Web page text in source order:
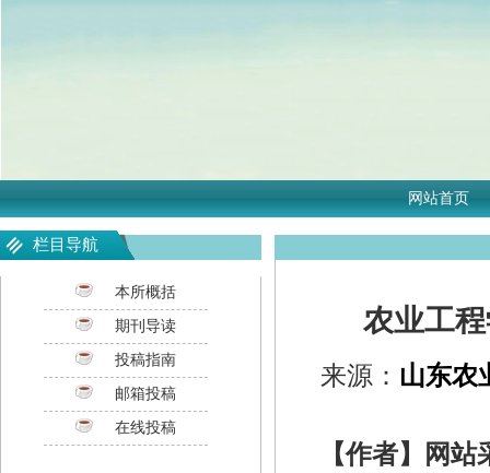
网站首页
栏目导航
本所概括
期刊导读
投稿指南
邮箱投稿
在线投稿
农业工
来源： 山东农
【作者】网站